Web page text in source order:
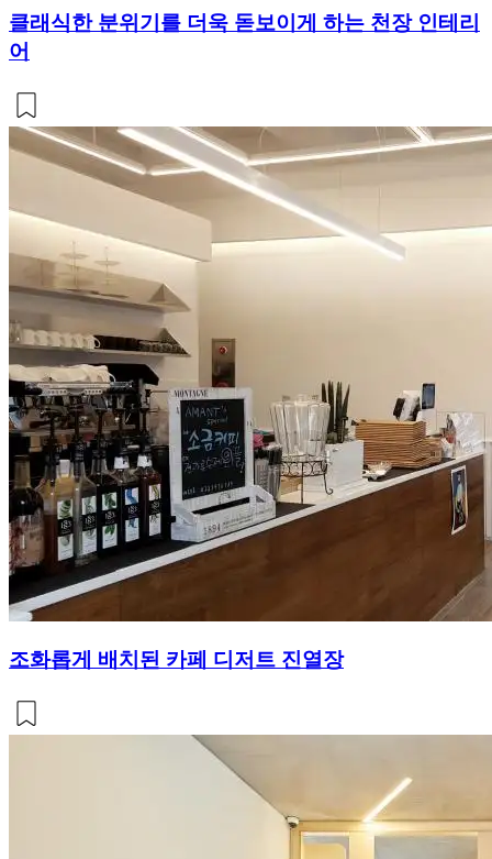
클래식한 분위기를 더욱 돋보이게 하는 천장 인테리
어
조화롭게 배치된 카페 디저트 진열장